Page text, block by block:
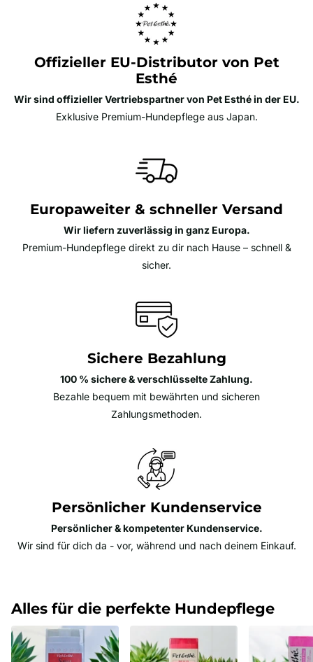
Offizieller EU-Distributor von Pet
Esthé
Wir sind offizieller Vertriebspartner von Pet Esthé in der EU.
Exklusive Premium-Hundepflege aus Japan.
Europaweiter & schneller Versand
Wir liefern zuverlässig in ganz Europa.
Premium-Hundepflege direkt zu dir nach Hause – schnell &
sicher.
Sichere Bezahlung
100 % sichere & verschlüsselte Zahlung.
Bezahle bequem mit bewährten und sicheren
Zahlungsmethoden.
Persönlicher Kundenservice
Persönlicher & kompetenter Kundenservice.
Wir sind für dich da - vor, während und nach deinem Einkauf.
Alles für die perfekte Hundepflege